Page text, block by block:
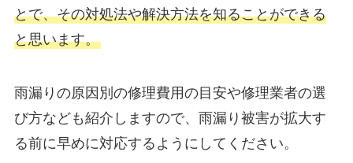
とで、その対処法や解決方法を知ることができる
と思います。
雨漏りの原因別の修理費用の目安や修理業者の選
び方なども紹介しますので、雨漏り被害が拡大す
る前に早めに対応するようにしてください。